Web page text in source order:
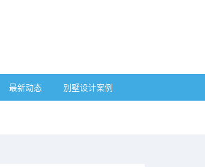
最新动态 别墅设计案例